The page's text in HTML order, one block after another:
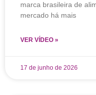
marca brasileira de
mercado há mais
VER VÍDEO »
17 de junho de 2026